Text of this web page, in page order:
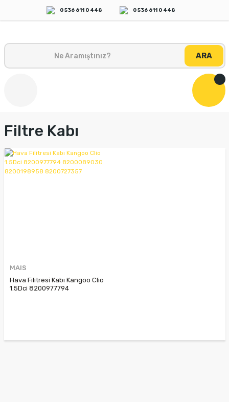
0 536 611 0 448 0 536 611 0 448
ARA
Filtre Kabı
MAIS
Hava Filitresi Kabı Kangoo Clio
1.5Dci 8200977794